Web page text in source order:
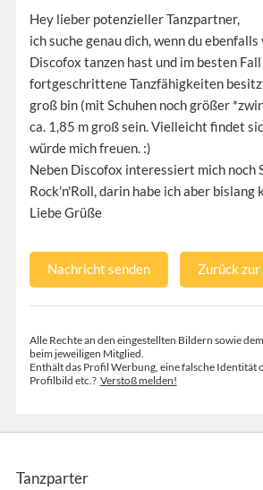
Hey lieber potenzieller Tanzpartner,
ich suche genau dich, wenn du
Discofox tanzen hast und im besten Fall
fortgeschrittene Tanzfähigkeiten
groß bin (mit Schuhen noch größer
ca. 1,85 m groß sein. Vielleicht findet
würde mich freuen. :)
Neben Discofox interessiert mich noch
Rock'n'Roll, darin habe ich aber bislang
Liebe Grüße
Nachricht senden Zurück zur
Alle Rechte an den eingestellten Bildern sowie
beim jeweiligen Mitglied.
Enthält das Profil Werbung, eine falsche Identität
Profilbild etc.? Verstoß melden!
Tanzparter